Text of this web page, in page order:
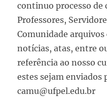
continuo processo de
Professores,
Comunidade
notícias, atas, entre
referência ao nosso
estes sejam enviados
camu@ufpel.edu.br